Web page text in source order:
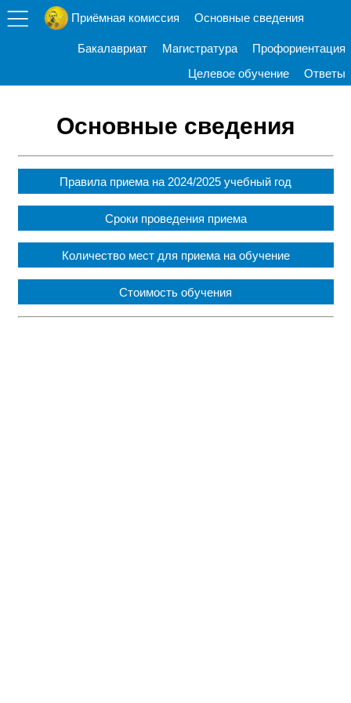
Приёмная комиссия Основные сведения
Бакалавриат Магистратура
Профориентация
Целевое обучение
Ответы
Основные сведения
Правила приема на 2024/2025 учебный год
Сроки проведения приема
Количество мест для приема на обучение
Стоимость обучения